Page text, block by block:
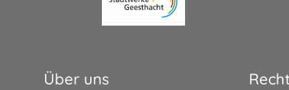
Über uns